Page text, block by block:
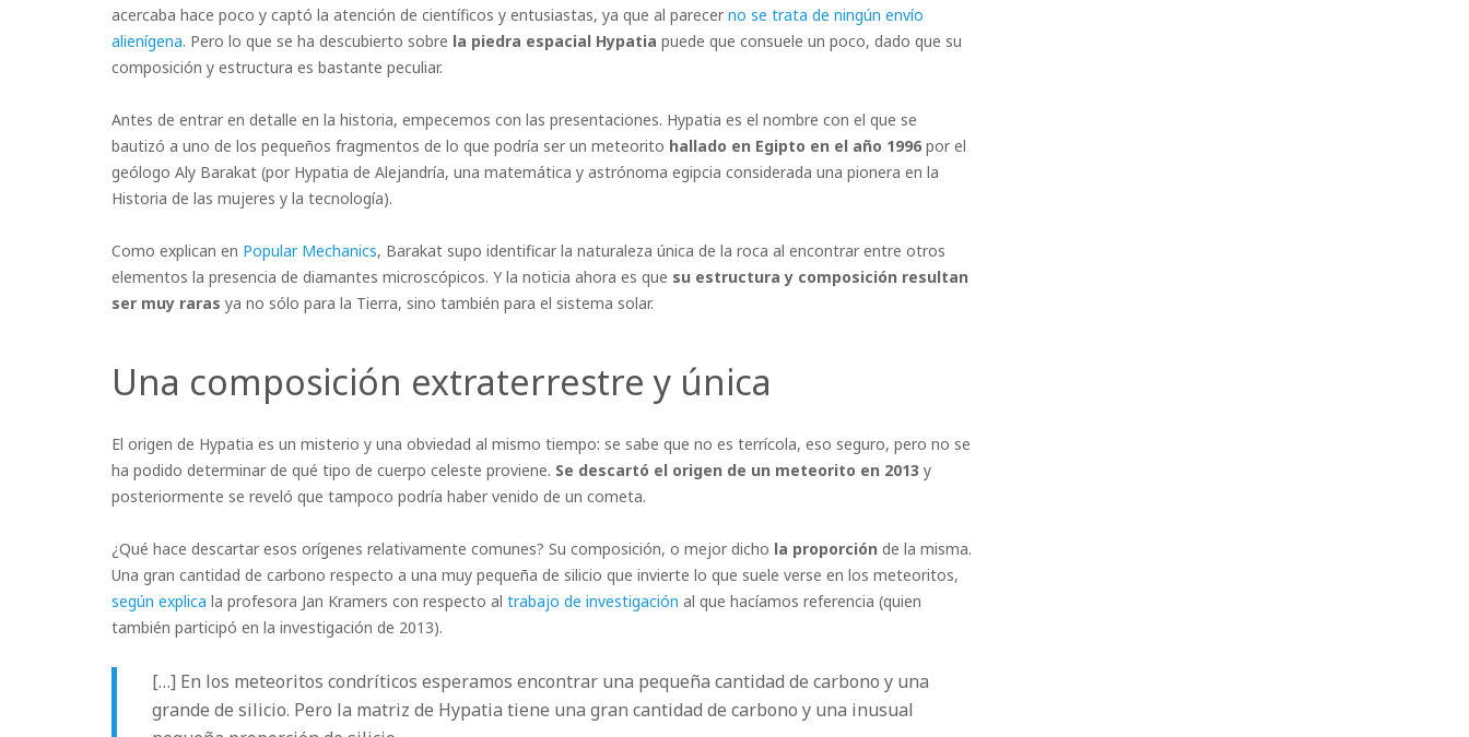
acercaba hace poco y captó la atención de científicos y entusiastas, ya que al parecer no se trata de ningún envío
alienígena. Pero lo que se ha descubierto sobre la piedra espacial Hypatia puede que consuele un poco, dado que su
composición y estructura es bastante peculiar.
Antes de entrar en detalle en la historia, empecemos con las presentaciones. Hypatia es el nombre con el que se
bautizó a uno de los pequeños fragmentos de lo que podría ser un meteorito hallado en Egipto en el año 1996 por el
geólogo Aly Barakat (por Hypatia de Alejandría, una matemática y astrónoma egipcia considerada una pionera en la
Historia de las mujeres y la tecnología).
Como explican en Popular Mechanics, Barakat supo identificar la naturaleza única de la roca al encontrar entre otros
elementos la presencia de diamantes microscópicos. Y la noticia ahora es que su estructura y composición resultan
ser muy raras ya no sólo para la Tierra, sino también para el sistema solar.
Una composición extraterrestre y única
El origen de Hypatia es un misterio y una obviedad al mismo tiempo: se sabe que no es terrícola, eso seguro, pero no se
ha podido determinar de qué tipo de cuerpo celeste proviene. Se descartó el origen de un meteorito en 2013 y
posteriormente se reveló que tampoco podría haber venido de un cometa.
¿Qué hace descartar esos orígenes relativamente comunes? Su composición, o mejor dicho la proporción de la misma.
Una gran cantidad de carbono respecto a una muy pequeña de silicio que invierte lo que suele verse en los meteoritos,
según explica la profesora Jan Kramers con respecto al trabajo de investigación al que hacíamos referencia (quien
también participó en la investigación de 2013).
[…] En los meteoritos condríticos esperamos encontrar una pequeña cantidad de carbono y una
grande de silicio. Pero la matriz de Hypatia tiene una gran cantidad de carbono y una inusual